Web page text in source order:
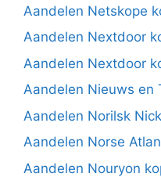
Aandelen Netskope
Aandelen Nextdoor
Aandelen Nextdoor
Aandelen Nieuws en
Aandelen Norilsk
Aandelen Norse
Aandelen Nouryon